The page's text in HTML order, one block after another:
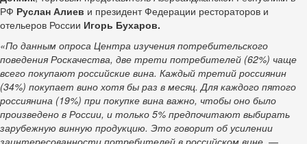
РФ Руслан Алиев и президент Федерации рестораторов и
отельеров России Игорь Бухаров.
«По данным опроса Центра изучения потребительского
поведения Роскачества, две трети потребителей (62%) чаще
всего покупают российские вина. Каждый третий россиянин
(34%) покупает вино хотя бы раз в месяц. Для каждого пятого
россиянина (19%) при покупке вина важно, чтобы оно было
произведено в России, и только 5% предпочитают выбирать
зарубежную винную продукцию. Это говорит об усилении